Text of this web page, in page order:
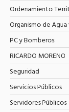
Ordenamiento
Organismo de
PC y Bomberos
RICARDO MORENO
Seguridad
Servicios Públicos
Servidores Públicos